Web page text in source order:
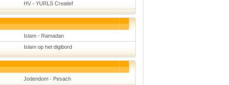
HV - YURLS Creatief
Islam - Ramadan
Islam op het digibord
Jodendom - Pesach